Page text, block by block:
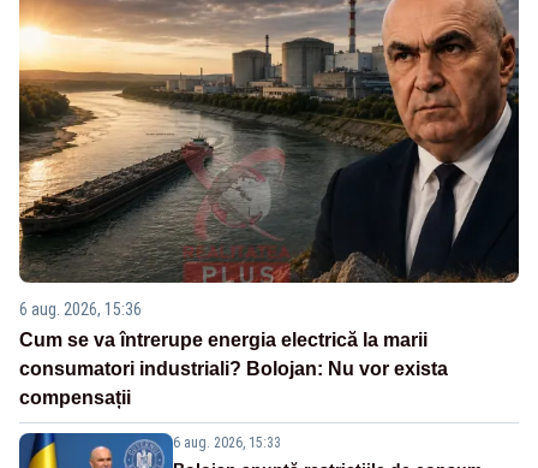
6 aug. 2026, 15:36
Cum se va întrerupe energia electrică la marii
consumatori industriali? Bolojan: Nu vor exista
compensații
6 aug. 2026, 15:33